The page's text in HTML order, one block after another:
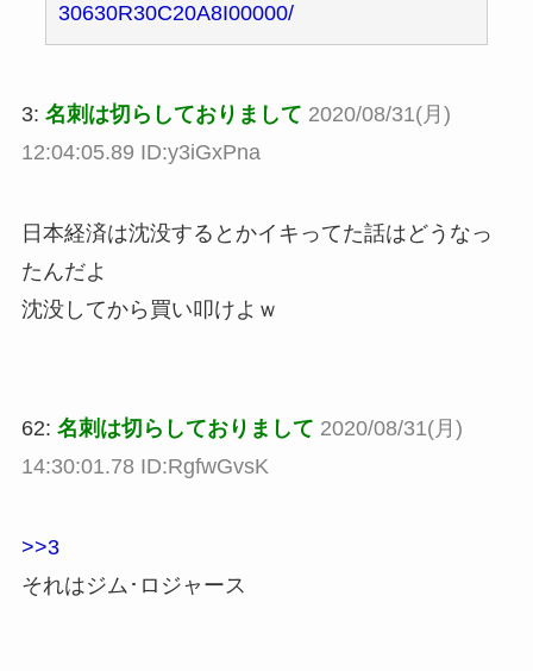
30630R30C20A8I00000/
3: 名刺は切らしておりまして 2020/08/31(月)
12:04:05.89 ID:y3iGxPna
日本経済は沈没するとかイキってた話はどうなっ
たんだよ
沈没してから買い叩けよｗ
62: 名刺は切らしておりまして 2020/08/31(月)
14:30:01.78 ID:RgfwGvsK
>>3
それはジム･ロジャース